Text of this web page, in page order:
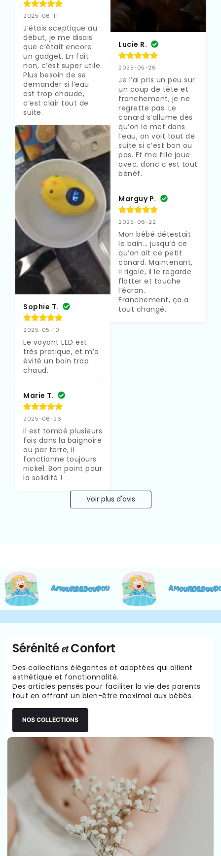
2025-06-11
J’étais sceptique au
début, je me disais
que c’était encore
un gadget. En fait
non, c’est super utile.
Plus besoin de se
demander si l’eau
est trop chaude,
c’est clair tout de
suite.
Sophie T.
2025-05-10
Le voyant LED est
très pratique, et m’a
évité un bain trop
chaud.
Marie T.
2025-06-26
Il est tombé plusieurs
fois dans la baignoire
ou par terre, il
fonctionne toujours
nickel. Bon point pour
la solidité !
Lucie R.
2025-05-26
Je l’ai pris un peu sur
un coup de tête et
franchement, je ne
regrette pas. Le
canard s’allume dès
qu’on le met dans
l’eau, on voit tout de
suite si c’est bon ou
pas. Et ma fille joue
avec, donc c’est tout
bénéf.
Marguy P.
2025-06-22
Mon bébé détestait
le bain… jusqu’à ce
qu’on ait ce petit
canard. Maintenant,
il rigole, il le regarde
flotter et touche
l’écran.
Franchement, ça a
tout changé.
Voir plus d'avis
SérénitéetConfort
Des collections élégantes et adaptées qui allient
esthétique et fonctionnalité.
Des articles pensés pour faciliter la vie des parents
tout en offrant un bien-être maximal aux bébés.
NOS COLLECTIONS